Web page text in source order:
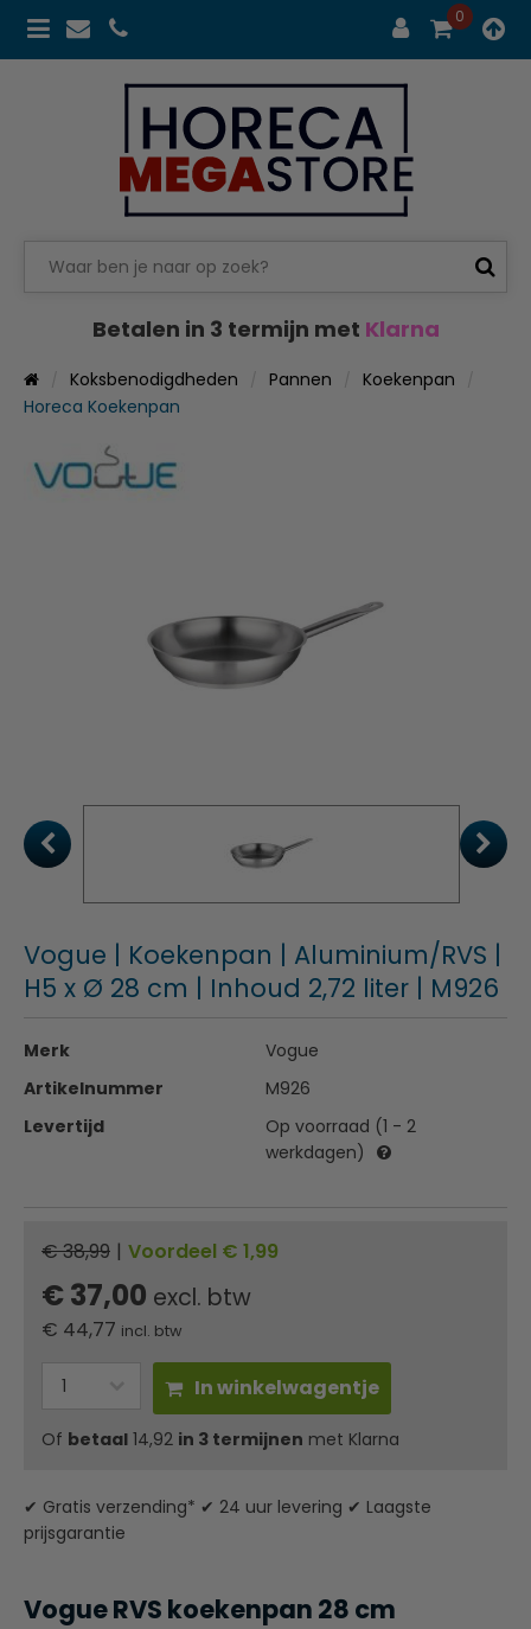
0
Betalen in 3 termijn met Klarna
Koksbenodigdheden Pannen
Koekenpan
Horeca Koekenpan
Vogue | Koekenpan | Aluminium/RVS |
H5 x Ø 28 cm | Inhoud 2,72 liter | M926
Merk
Vogue
Artikelnummer
M926
Levertijd
Op voorraad (1 - 2
werkdagen)
€ 38,99 | Voordeel € 1,99
€ 37,00 excl. btw
€ 44,77 incl. btw
In winkelwagentje
Of betaal 14,92 in 3 termijnen met Klarna
✔ Gratis verzending* ✔ 24 uur levering ✔ Laagste
prijsgarantie
Vogue RVS koekenpan 28 cm